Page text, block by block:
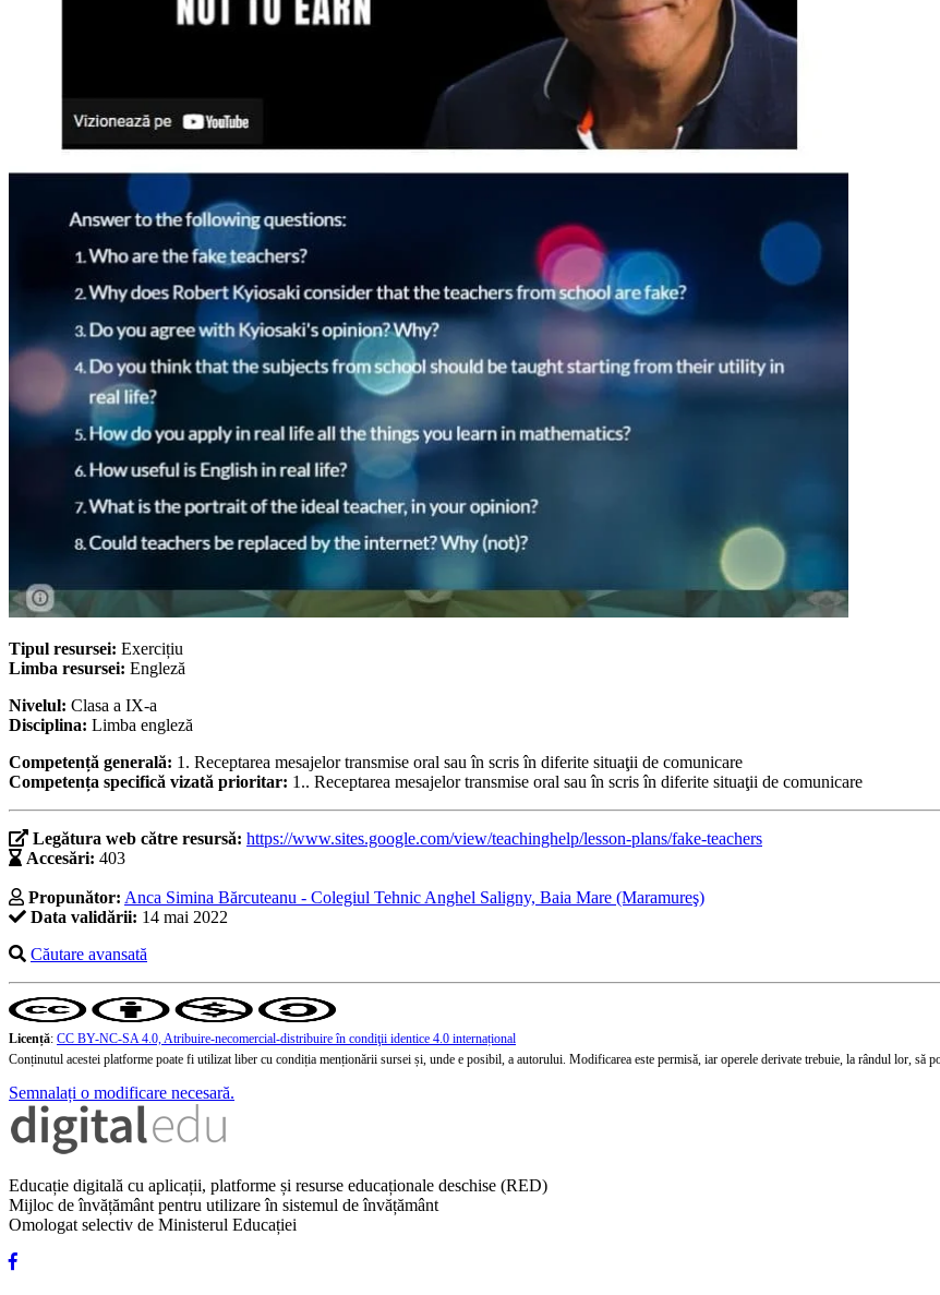
Tipul resursei: Exercițiu
Limba resursei: Engleză
Nivelul: Clasa a IX-a
Disciplina: Limba engleză
Competență generală: 1. Receptarea mesajelor transmise oral sau în scris în diferite situaţii de comunicare
Competența specifică vizată prioritar: 1.. Receptarea mesajelor transmise oral sau în scris în diferite situaţii de comunicare
Legătura web către resursă: https://www.sites.google.com/view/teachinghelp/lesson-plans/fake-teachers
Accesări: 403
Propunător: Anca Simina Bărcuteanu - Colegiul Tehnic Anghel Saligny, Baia Mare (Maramureş)
Data validării: 14 mai 2022
Căutare avansată
Licență: CC BY-NC-SA 4.0, Atribuire-necomercial-distribuire în condiţii identice 4.0 internațional
Conținutul acestei platforme poate fi utilizat liber cu condiția menționării sursei și, unde e posibil, a autorului. Modificarea este permisă, iar operele derivate trebuie, la rândul lor, să
Semnalați o modificare necesară.
Educație digitală cu aplicații, platforme și resurse educaționale deschise (RED)
Mijloc de învățământ pentru utilizare în sistemul de învățământ
Omologat selectiv de Ministerul Educației